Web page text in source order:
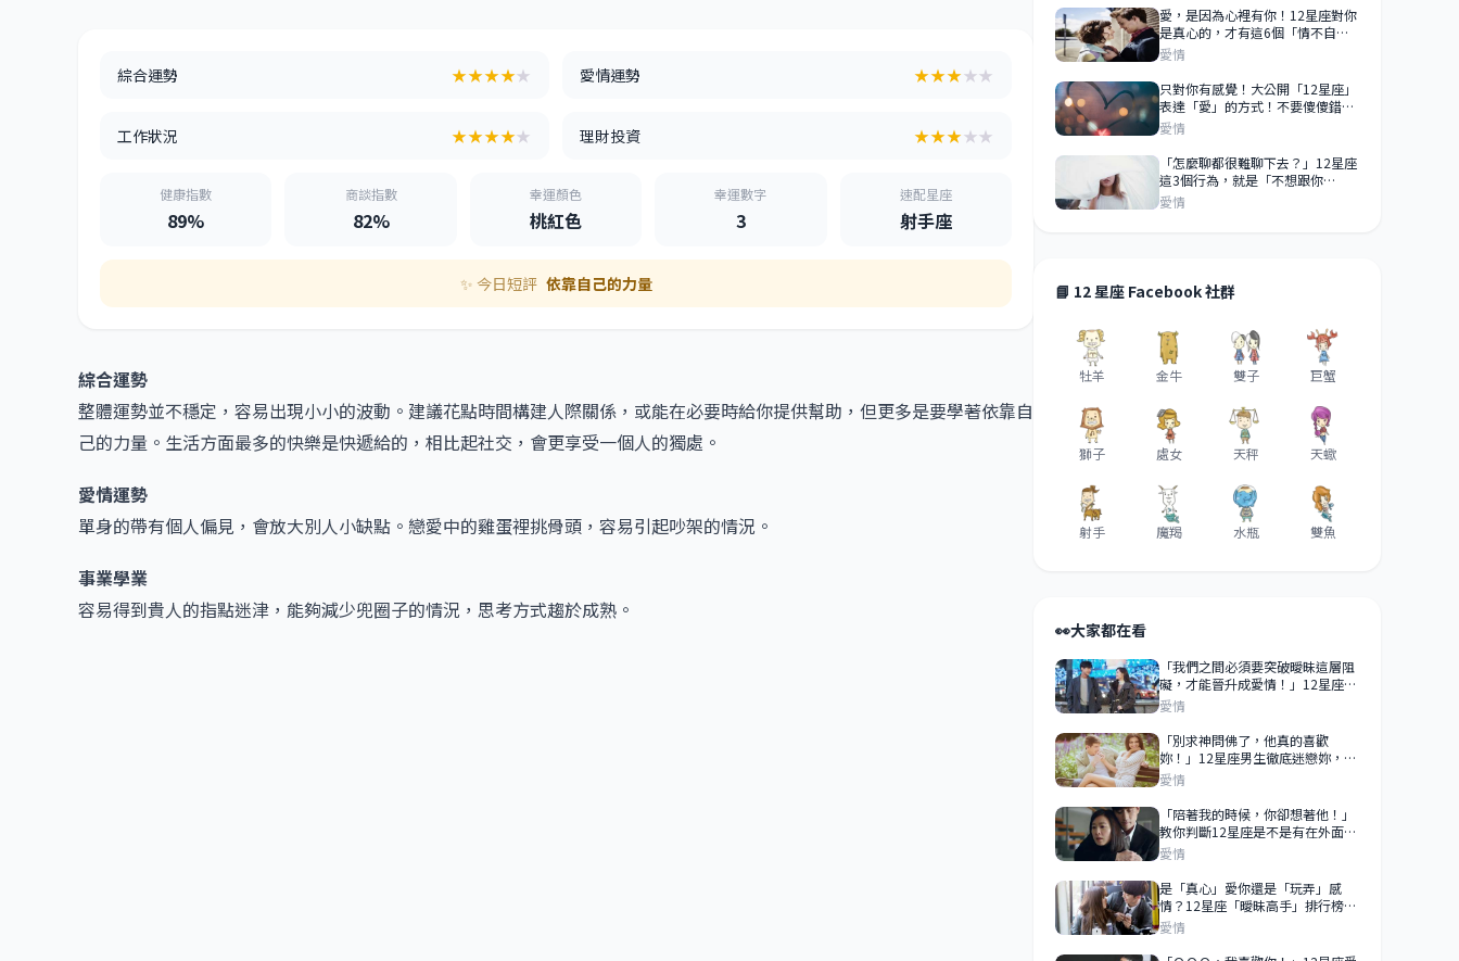
綜合運勢 ★★★★★ 愛情運勢 ★★★★★
工作狀況 ★★★★★ 理財投資 ★★★★★
健康指數
89%
商談指數
82%
幸運顏色
桃紅色
幸運數字
3
速配星座
射手座
✨ 今日短評 依靠自己的力量
綜合運勢
整體運勢並不穩定，容易出現小小的波動。建議花點時間構建人際關係，或能在必要時給你提供幫助，但更多是要學著依靠自
己的力量。生活方面最多的快樂是快遞給的，相比起社交，會更享受一個人的獨處。
愛情運勢
單身的帶有個人偏見，會放大別人小缺點。戀愛中的雞蛋裡挑骨頭，容易引起吵架的情況。
事業學業
容易得到貴人的指點迷津，能夠減少兜圈子的情況，思考方式趨於成熟。
愛，是因為心裡有你！12星座對你
是真心的，才有這6個「情不自
禁」的表現！
愛情
只對你有感覺！大公開「12星座」
表達「愛」的方式！不要傻傻錯過
他「心動的暗號」！
愛情
「怎麼聊都很難聊下去？」12星座
這3個行為，就是「不想跟你
聊」！不是你難聊，是他根本不給
你機會！
愛情
📘 12 星座 Facebook 社群
牡羊 金牛 雙子 巨蟹
獅子 處女 天秤 天蠍
射手 魔羯 水瓶 雙魚
👀大家都在看
「我們之間必須要突破曖昧這層阻
礙，才能晉升成愛情！」12星座男
從「曖昧」到「愛上你」的機率大
公開！這樣的機率就是愛上你的主
要關鍵！
愛情
「別求神問佛了，他真的喜歡
妳！」12星座男生徹底迷戀妳，才
會有「這4個」反常行為！
愛情
「陪著我的時候，你卻想著他！」
教你判斷12星座是不是有在外面
「偷吃」？有沒有做自己心裡有
數！
愛情
是「真心」愛你還是「玩弄」感
情？12星座「曖昧高手」排行榜！
「愛上」他之前一定要先搞清楚！
愛情